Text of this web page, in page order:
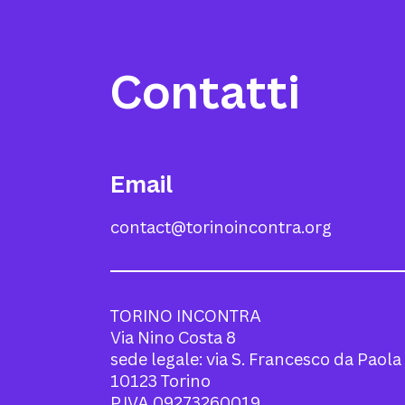
Contatti
Email
contact@torinoincontra.org
TORINO INCONTRA
Via Nino Costa 8
sede legale: via S. Francesco da
10123 Torino